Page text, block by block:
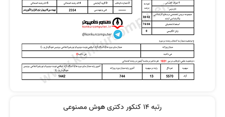
رتبه 14 کنکور دکتری هوش مصنوعی